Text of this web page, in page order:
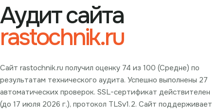
Аудит сайта
rastochnik.ru
Сайт rastochnik.ru получил оценку 74 из 100 (Средне) по
результатам технического аудита. Успешно выполнены 27
автоматических проверок. SSL-сертификат действителен
(до 17 июля 2026 г.), протокол TLSv1.2. Сайт поддерживает